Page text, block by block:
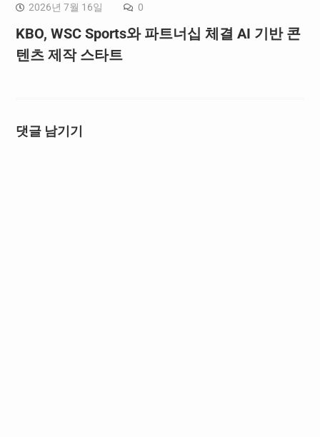
2026년 7월 16일 0
KBO, WSC Sports와 파트너십 체결 AI 기반 콘
텐츠 제작 스타트
댓글 남기기